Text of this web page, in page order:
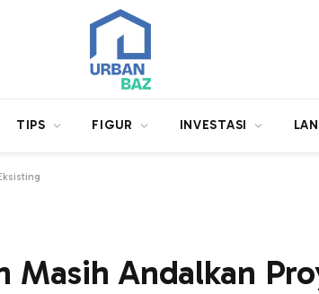
TIPS FIGUR INVESTASI
Andalkan